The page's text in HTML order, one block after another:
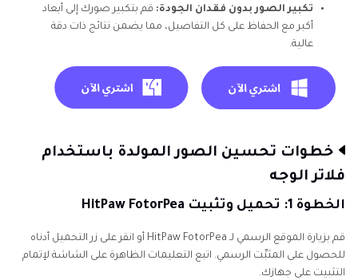
تكبير الصور بدون فقدان الجودة: قم بتكبير صورك إلى أبعاد
أكبر مع الحفاظ على كل التفاصيل، مما يضمن نتائج ذات دقة
عالية.
خطوات تحسين الصور المولدة باستخدام
فلاتر الوجه
الخطوة 1: تحميل وتثبيت HitPaw FotorPea
قم بزيارة الموقع الرسمي لـ HitPaw FotorPea أو انقر على زر التحميل أدناه
للحصول على المثبِّت الرسمي. اتبع التعليمات الظاهرة على الشاشة لإتمام
التثبيت على جهازك.